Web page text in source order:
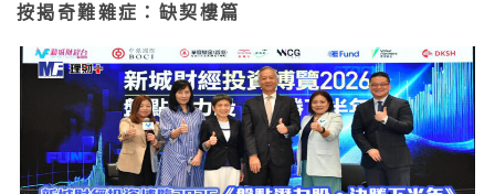
按揭奇難雜症：缺契樓篇